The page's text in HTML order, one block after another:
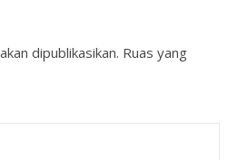
dipublikasikan. Ruas yang